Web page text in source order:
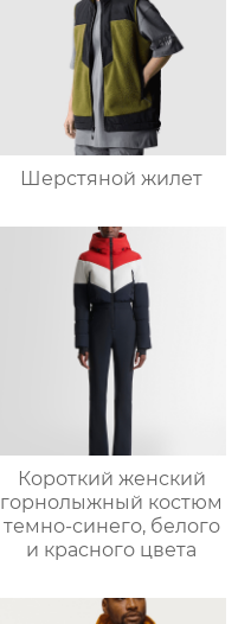
Шерстяной жилет
Короткий женский
горнолыжный костюм
темно-синего, белого
и красного цвета